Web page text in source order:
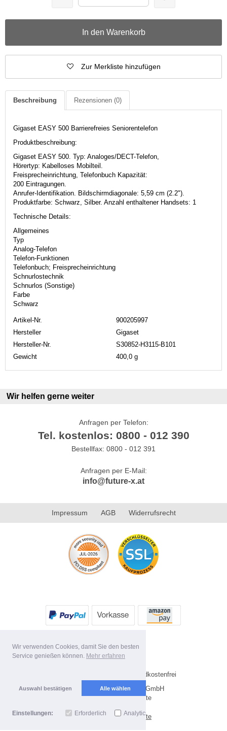
Wir verwenden Cookies, damit Sie den besten
Service genießen können. Mehr erfahren
Auswahl bestätigen Alle wählen
Einstellungen: Erforderlich Analytics
In den Warenkorb
Zur Merkliste hinzufügen
Beschreibung Rezensionen (0)
Gigaset EASY 500 Barrierefreies Seniorentelefon
Produktbeschreibung:
Gigaset EASY 500. Typ: Analoges/DECT-Telefon,
Hörertyp: Kabelloses Mobilteil.
Freisprecheinrichtung, Telefonbuch Kapazität:
200 Eintragungen.
Anrufer-Identifikation. Bildschirmdiagonale: 5,59 cm (2.2").
Produktfarbe: Schwarz, Silber. Anzahl enthaltener Handsets: 1
Technische Details:
Allgemeines
Typ
Analog-Telefon
Telefon-Funktionen
Telefonbuch; Freisprecheinrichtung
Schnurlostechnik
Schnurlos (Sonstige)
Farbe
Schwarz
Artikel-Nr.
900205997
Hersteller
Gigaset
Hersteller-Nr.
S30852-H3115-B101
Gewicht
400,0 g
Wir helfen gerne weiter
Anfragen per Telefon:
Tel. kostenlos: 0800 - 012 390
Bestellfax: 0800 - 012 391
Anfragen per E-Mail:
info@future-x.at
Impressum AGB Widerrufsrecht
* Alle Preise inkl. MwSt. Versandkostenfrei
Copyright 2026 by Future-X GmbH
Mobile Shop by Shopgate
Zur klassischen Webseite